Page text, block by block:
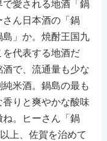
愛される地酒「鍋
ん日本酒の「鍋
」か。焼酎王国九
代表する地酒だ
で、流通量も少な
米酒。鍋島の最も
りと爽やかな酸味
。ヒーさん「鍋
上、佐賀を治めて